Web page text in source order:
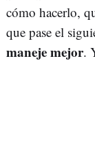
cómo hacerlo,
que pase el
maneje mejor.